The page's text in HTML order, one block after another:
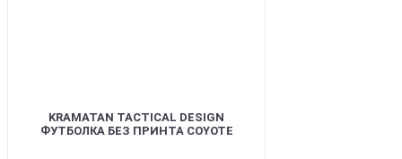
KRAMATAN TACTICAL DESIGN
ФУТБОЛКА БЕЗ ПРИНТА COYOTE